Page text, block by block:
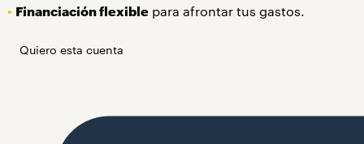
• Financiación flexiblepara afrontar tus gastos.
Quiero esta cuenta